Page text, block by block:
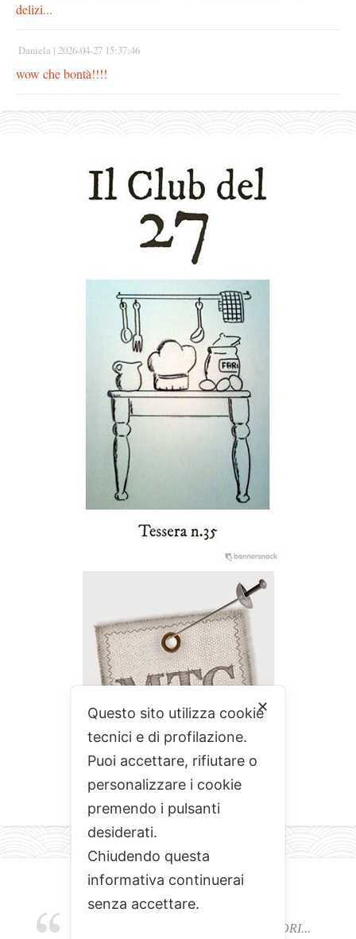
delizi...
Daniela | 2026-04-27 15:37:46
wow che bontà!!!!
EMOZIONI, COLORI, ODORI E SAPORI...
✕
Questo sito utilizza cookie
tecnici e di profilazione.
Puoi accettare, rifiutare o
personalizzare i cookie
premendo i pulsanti
desiderati.
Chiudendo questa
informativa continuerai
senza accettare.